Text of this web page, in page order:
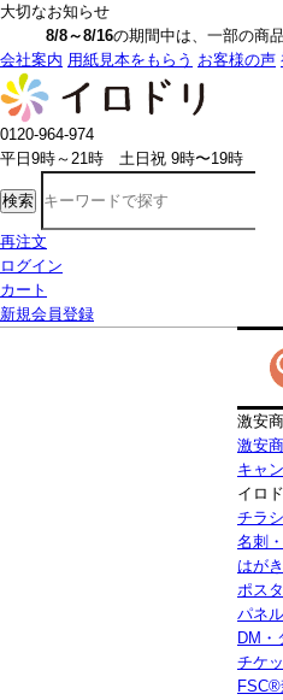
大切なお知らせ
8/8～8/16の期間中は、一部の商品で生
会社案内 用紙見本をもらう お客様の声
0120-964-974
平日9時～21時 土日祝 9時〜19時
検索
再注文
ログイン
カート
新規会員登録
激安
激安
キャ
イロ
チラ
名刺
はが
ポス
パネ
DM・
チケ
FSC®